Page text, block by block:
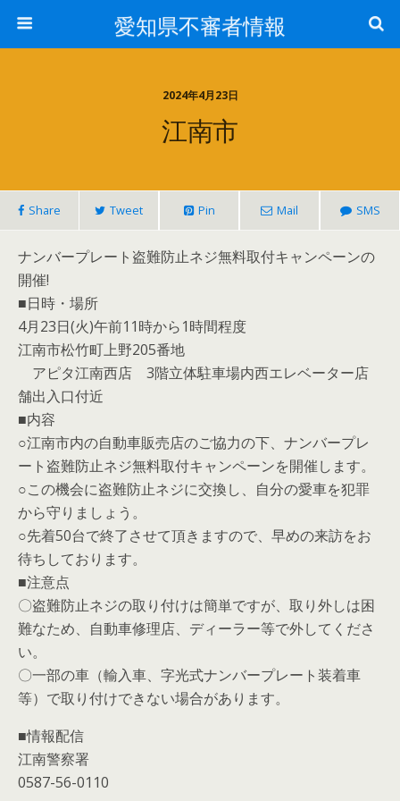
愛知県不審者情報
2024年4月23日
江南市
Share Tweet Pin Mail SMS
ナンバープレート盗難防止ネジ無料取付キャンペーンの
開催!
■日時・場所
4月23日(火)午前11時から1時間程度
江南市松竹町上野205番地
アピタ江南西店 3階立体駐車場内西エレベーター店
舗出入口付近
■内容
○江南市内の自動車販売店のご協力の下、ナンバープレ
ート盗難防止ネジ無料取付キャンペーンを開催します。
○この機会に盗難防止ネジに交換し、自分の愛車を犯罪
から守りましょう。
○先着50台で終了させて頂きますので、早めの来訪をお
待ちしております。
■注意点
〇盗難防止ネジの取り付けは簡単ですが、取り外しは困
難なため、自動車修理店、ディーラー等で外してくださ
い。
〇一部の車（輸入車、字光式ナンバープレート装着車
等）で取り付けできない場合があります。
■情報配信
江南警察署
0587-56-0110